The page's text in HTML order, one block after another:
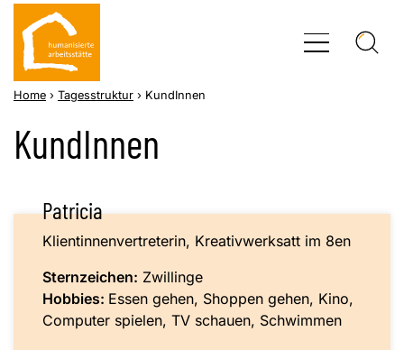
Zum
Inhalt
springen
Home › Tagesstruktur › KundInnen
KundInnen
Patricia
Klientinnenvertreterin, Kreativwerksatt im 8en
Sternzeichen: Zwillinge
Hobbies: Essen gehen, Shoppen gehen, Kino,
Computer spielen, TV schauen, Schwimmen